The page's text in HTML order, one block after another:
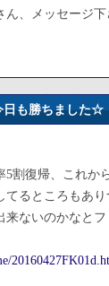
ん、メッセージ
日も勝ちました☆
割復帰、これか
るところもあり
ないのかなと